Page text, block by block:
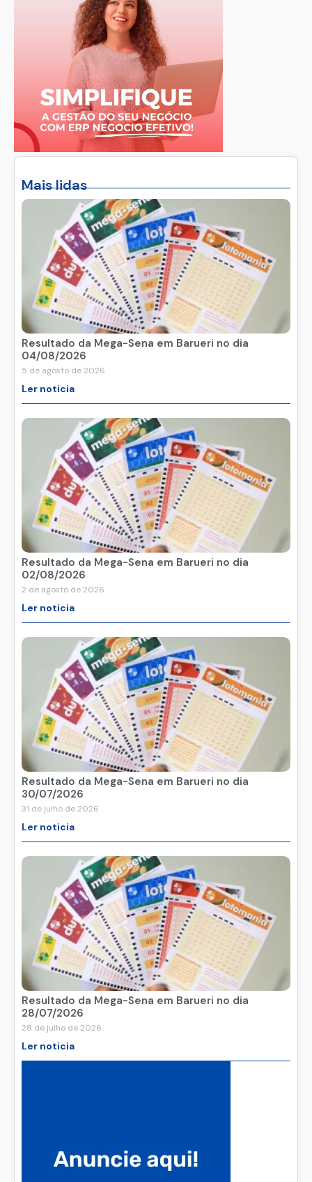
Mais lidas
Resultado da Mega-Sena em Barueri no dia
04/08/2026
5 de agosto de 2026
Ler noticia
Resultado da Mega-Sena em Barueri no dia
02/08/2026
2 de agosto de 2026
Ler noticia
Resultado da Mega-Sena em Barueri no dia
30/07/2026
31 de julho de 2026
Ler noticia
Resultado da Mega-Sena em Barueri no dia
28/07/2026
28 de julho de 2026
Ler noticia